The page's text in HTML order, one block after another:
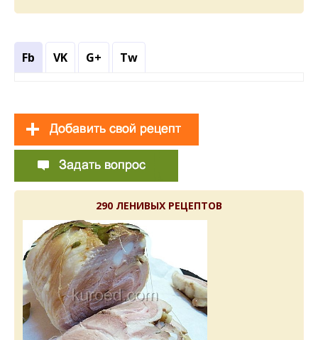
Fb VK G+ Tw
290 ЛЕНИВЫХ РЕЦЕПТОВ